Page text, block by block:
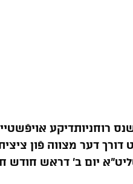
רוחניותדיקע
דורך דער מצווה פֿון
יום ב’ דראש חודש